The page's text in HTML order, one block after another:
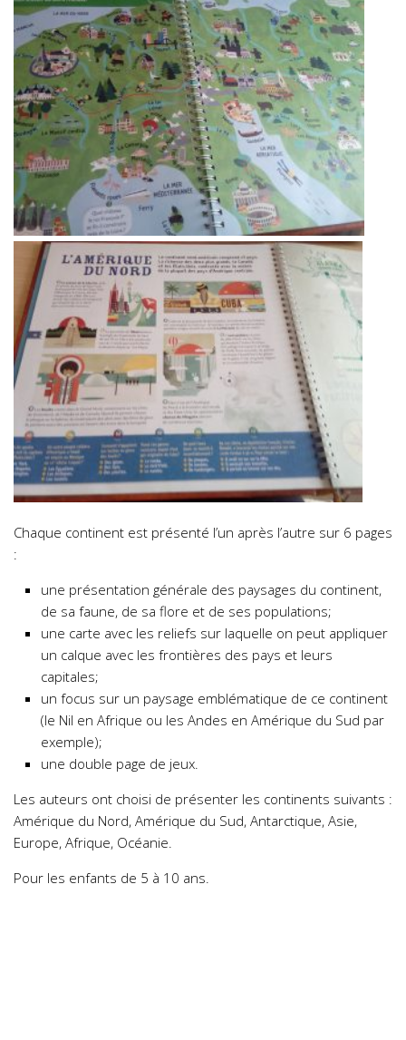
Chaque continent est présenté l’un après l’autre sur 6 pages
:
une présentation générale des paysages du continent,
de sa faune, de sa flore et de ses populations;
une carte avec les reliefs sur laquelle on peut appliquer
un calque avec les frontières des pays et leurs
capitales;
un focus sur un paysage emblématique de ce continent
(le Nil en Afrique ou les Andes en Amérique du Sud par
exemple);
une double page de jeux.
Les auteurs ont choisi de présenter les continents suivants :
Amérique du Nord, Amérique du Sud, Antarctique, Asie,
Europe, Afrique, Océanie.
Pour les enfants de 5 à 10 ans.